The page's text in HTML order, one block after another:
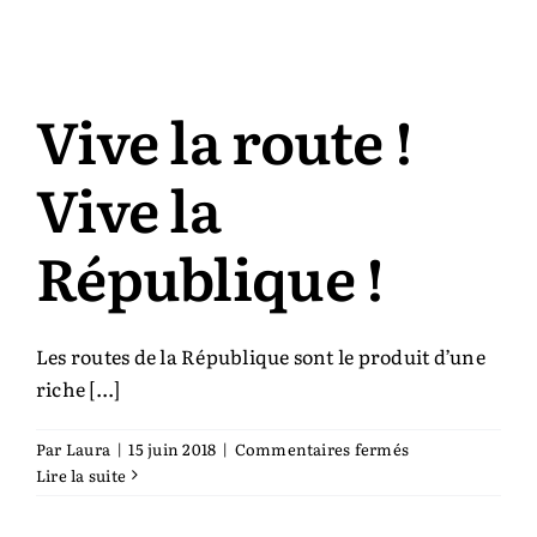
Vive la route !
Vive la
République !
Les routes de la République sont le produit d’une
riche [...]
Par Laura | 15 juin 2018 | Commentaires ferméssur
Lire la suite